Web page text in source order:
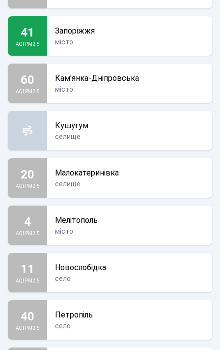
41
AQI PM2.5
Запоріжжя
місто
60
AQI PM2.5
Кам'янка-Дніпровська
місто
Кушугум
селище
20
AQI PM2.5
Малокатеринівка
селище
4
AQI PM2.5
Мелітополь
місто
11
AQI PM2.5
Новослобідка
село
40
AQI PM2.5
Петропіль
село